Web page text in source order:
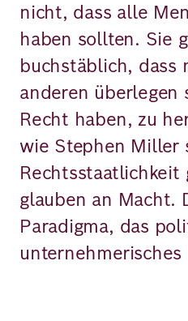
nicht, dass alle
haben sollten. Sie
buchstäblich, dass
anderen überlegen
Recht haben, zu
wie Stephen Miller
Rechtsstaatlichkeit
glauben an Macht.
Paradigma, das